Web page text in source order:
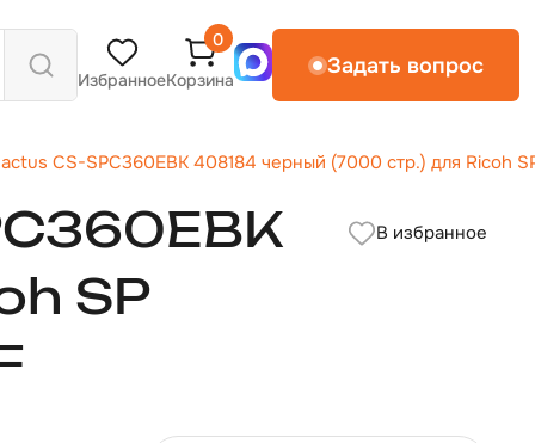
Избранное
0
Корзина
Задать вопрос
CS-SPC360EBK 408184 черный (7000 стр.) для Ricoh
SP
В избранное